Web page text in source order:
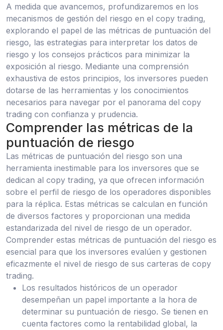
A medida que avancemos, profundizaremos en los
mecanismos de gestión del riesgo en el copy trading,
explorando el papel de las métricas de puntuación del
riesgo, las estrategias para interpretar los datos de
riesgo y los consejos prácticos para minimizar la
exposición al riesgo. Mediante una comprensión
exhaustiva de estos principios, los inversores pueden
dotarse de las herramientas y los conocimientos
necesarios para navegar por el panorama del copy
trading con confianza y prudencia.
Comprender las métricas de la
puntuación de riesgo
Las métricas de puntuación del riesgo son una
herramienta inestimable para los inversores que se
dedican al copy trading, ya que ofrecen información
sobre el perfil de riesgo de los operadores disponibles
para la réplica. Estas métricas se calculan en función
de diversos factores y proporcionan una medida
estandarizada del nivel de riesgo de un operador.
Comprender estas métricas de puntuación del riesgo es
esencial para que los inversores evalúen y gestionen
eficazmente el nivel de riesgo de sus carteras de copy
trading.
Los resultados históricos de un operador
desempeñan un papel importante a la hora de
determinar su puntuación de riesgo. Se tienen en
cuenta factores como la rentabilidad global, la